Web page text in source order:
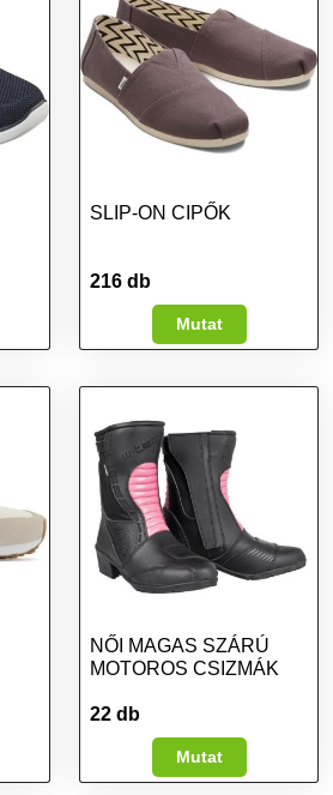
SLIP-ON CIPŐK
216 db
Mutat
NŐI MAGAS SZÁRÚ
MOTOROS CSIZMÁK
22 db
Mutat